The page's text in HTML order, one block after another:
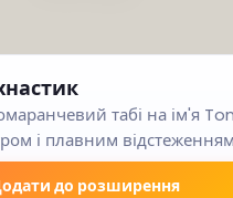
табі на ім'я
і плавним
до розширення